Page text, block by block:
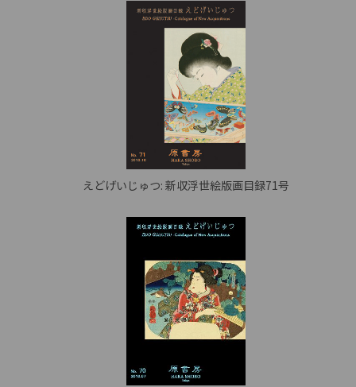
えどげいじゅつ: 新収浮世絵版画目録71号